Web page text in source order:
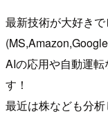
最新技術が大好き
AIの応用や自動運
す！
最近は株なども分